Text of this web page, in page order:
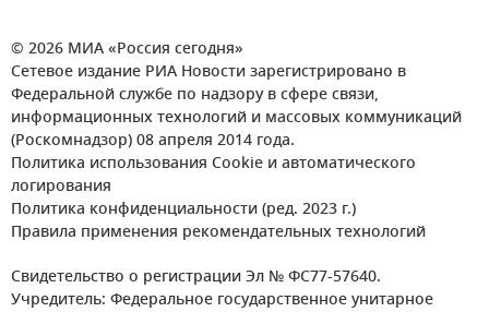
© 2026 МИА «Россия сегодня»
Сетевое издание РИА Новости зарегистрировано в
Федеральной службе по надзору в сфере связи,
информационных технологий и массовых коммуникаций
(Роскомнадзор) 08 апреля 2014 года.
Политика использования Cookie и автоматического
логирования
Политика конфиденциальности (ред. 2023 г.)
Правила применения рекомендательных технологий
Свидетельство о регистрации Эл № ФС77-57640.
Учредитель: Федеральное государственное унитарное